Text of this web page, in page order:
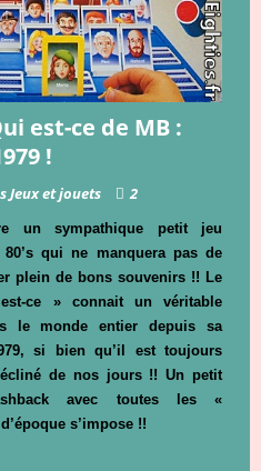
est-ce de MB :
!
Jeux et jouets 2
un sympathique petit jeu
80’s qui ne manquera pas de
plein de bons souvenirs !! Le
ce » connait un véritable
le monde entier depuis sa
si bien qu’il est toujours
de nos jours !! Un petit
avec toutes les «
s’impose !!